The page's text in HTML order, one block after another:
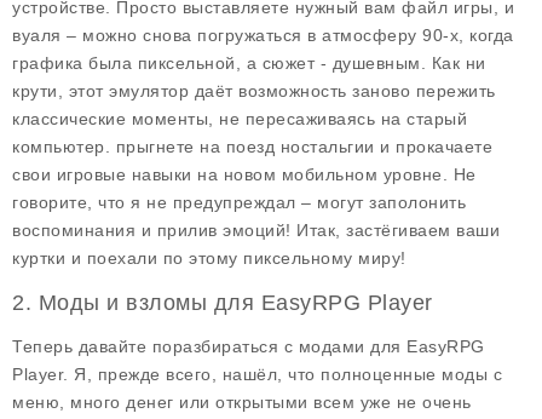
устройстве. Просто выставляете нужный вам файл игры, и
вуаля – можно снова погружаться в атмосферу 90-х, когда
графика была пиксельной, а сюжет - душевным. Как ни
крути, этот эмулятор даёт возможность заново пережить
классические моменты, не пересаживаясь на старый
компьютер. прыгнете на поезд ностальгии и прокачаете
свои игровые навыки на новом мобильном уровне. Не
говорите, что я не предупреждал – могут заполонить
воспоминания и прилив эмоций! Итак, застёгиваем ваши
куртки и поехали по этому пиксельному миру!
2. Моды и взломы для EasyRPG Player
Теперь давайте поразбираться с модами для EasyRPG
Player. Я, прежде всего, нашёл, что полноценные моды с
меню, много денег или открытыми всем уже не очень